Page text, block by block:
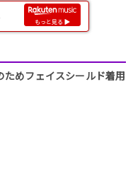
めフェイスシールド着用